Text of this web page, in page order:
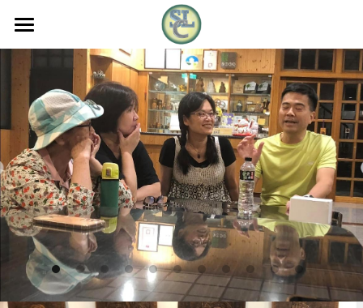
Youtube
社群連結
樹林靈糧堂福音協會
樹林靈糧音創
超級神隊友(每日荒漠甘泉)
新媒體團隊簡介
新媒體+影音團隊
好聽好看的分享
20240329週五同工晨禱 從基督的苦難 來了
解我們的苦難
樹林靈糧音創-仰望十架
樹林靈糧音創-祝福的牽引
陳心愛 從宮主變公主的見證分享
教會兄姐活動資料
2024樹林靈糧堂建堂走禱紀錄影片
112年度樹靈退修會(小烏來)
2023.09戶外住棚節露營
教會會眾活動剪影
2023年度
2023攜手愛無限~ 樹林靈糧堂福音行動
😍 分享耶穌的愛~一起領受祝福❣️
教會課程
教會課程&活動報名表單
FB回顧活動剪影